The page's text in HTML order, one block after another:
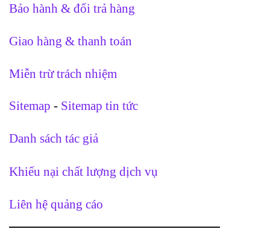
Bảo hành & đổi trả hàng
Giao hàng & thanh toán
Miễn trừ trách nhiệm
Sitemap - Sitemap tin tức
Danh sách tác giả
Khiếu nại chất lượng dịch vụ
Liên hệ quảng cáo